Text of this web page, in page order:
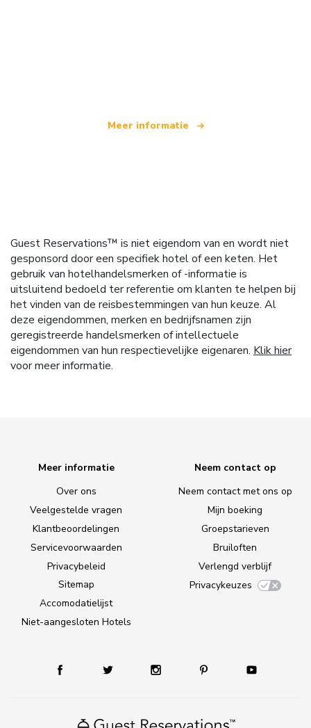
Meer informatie
Guest Reservations™ is niet eigendom van en wordt niet
gesponsord door een specifiek hotel of een keten. Het
gebruik van hotelhandelsmerken of -informatie is
uitsluitend bedoeld ter referentie om klanten te helpen bij
het vinden van de reisbestemmingen van hun keuze. Al
deze eigendommen, merken en bedrijfsnamen zijn
geregistreerde handelsmerken of intellectuele
eigendommen van hun respectievelijke eigenaren. Klik hier
voor meer informatie.
Meer informatie
Over ons
Veelgestelde vragen
Klantbeoordelingen
Servicevoorwaarden
Privacybeleid
Sitemap
Accomodatielijst
Niet-aangesloten Hotels
Neem contact op
Neem contact met ons op
Mijn boeking
Groepstarieven
Bruiloften
Verlengd verblijf
Privacykeuzes